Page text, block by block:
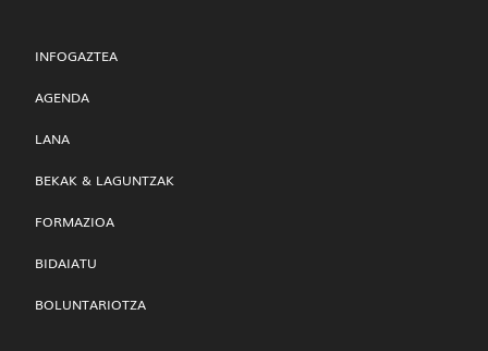
INFOGAZTEA
AGENDA
LANA
BEKAK & LAGUNTZAK
FORMAZIOA
BIDAIATU
BOLUNTARIOTZA